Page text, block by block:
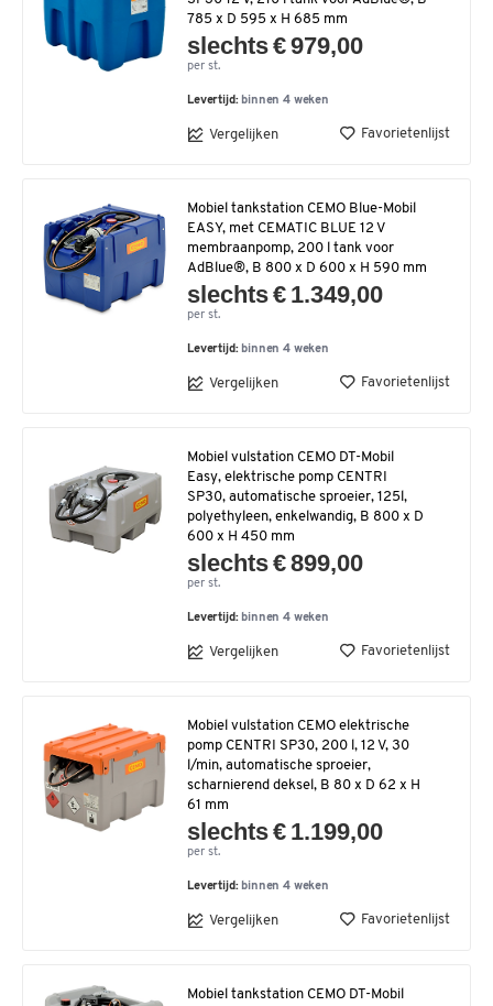
785 x D 595 x H 685 mm
slechts € 979,00
per st.
Levertijd: binnen 4 weken
Vergelijken Favorietenlijst
Mobiel tankstation CEMO Blue-Mobil
EASY, met CEMATIC BLUE 12 V
membraanpomp, 200 l tank voor
AdBlue®, B 800 x D 600 x H 590 mm
slechts € 1.349,00
per st.
Levertijd: binnen 4 weken
Vergelijken Favorietenlijst
Mobiel vulstation CEMO DT-Mobil
Easy, elektrische pomp CENTRI
SP30, automatische sproeier, 125l,
polyethyleen, enkelwandig, B 800 x D
600 x H 450 mm
slechts € 899,00
per st.
Levertijd: binnen 4 weken
Vergelijken Favorietenlijst
Mobiel vulstation CEMO elektrische
pomp CENTRI SP30, 200 l, 12 V, 30
l/min, automatische sproeier,
scharnierend deksel, B 80 x D 62 x H
61 mm
slechts € 1.199,00
per st.
Levertijd: binnen 4 weken
Vergelijken Favorietenlijst
Mobiel tankstation CEMO DT-Mobil